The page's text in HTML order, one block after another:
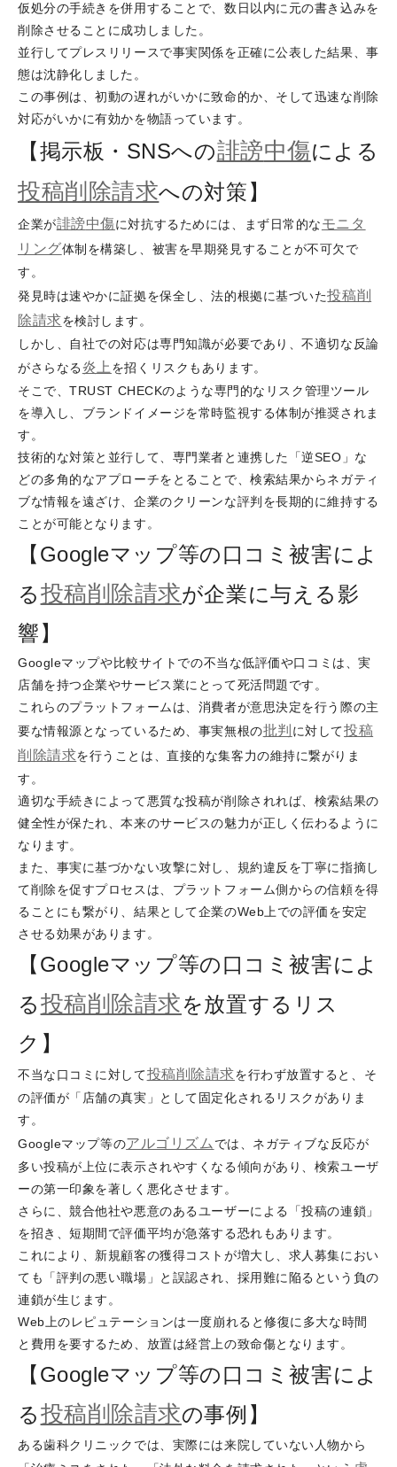
仮処分の手続きを併用することで、数日以内に元の書き込みを
削除させることに成功しました。
並行してプレスリリースで事実関係を正確に公表した結果、事
態は沈静化しました。
この事例は、初動の遅れがいかに致命的か、そして迅速な削除
対応がいかに有効かを物語っています。
【掲示板・SNSへの誹謗中傷による
投稿削除請求への対策】
企業が誹謗中傷に対抗するためには、まず日常的なモニタ
リング体制を構築し、被害を早期発見することが不可欠で
す。
発見時は速やかに証拠を保全し、法的根拠に基づいた投稿削
除請求を検討します。
しかし、自社での対応は専門知識が必要であり、不適切な反論
がさらなる 炎上 を招くリスクもあります。
そこで、TRUST CHECKのような専門的なリスク管理ツール
を導入し、ブランドイメージを常時監視する体制が推奨されま
す。
技術的な対策と並行して、専門業者と連携した「逆SEO」な
どの多角的なアプローチをとることで、検索結果からネガティ
ブな情報を遠ざけ、企業のクリーンな評判を長期的に維持する
ことが可能となります。
【Googleマップ等の口コミ被害によ
る投稿削除請求が企業に与える影
響】
Googleマップや比較サイトでの不当な低評価や口コミは、実
店舗を持つ企業やサービス業にとって死活問題です。
これらのプラットフォームは、消費者が意思決定を行う際の主
要な情報源となっているため、事実無根の批判 に対して投稿
削除請求を行うことは、直接的な集客力の維持に繋がりま
す。
適切な手続きによって悪質な投稿が削除されれば、検索結果の
健全性が保たれ、本来のサービスの魅力が正しく伝わるように
なります。
また、事実に基づかない攻撃に対し、規約違反を丁寧に指摘し
て削除を促すプロセスは、プラットフォーム側からの信頼を得
ることにも繋がり、結果として企業のWeb上での評価を安定
させる効果があります。
【Googleマップ等の口コミ被害によ
る投稿削除請求を放置するリス
ク】
不当な口コミに対して投稿削除請求を行わず放置すると、そ
の評価が「店舗の真実」として固定化されるリスクがありま
す。
Googleマップ等のアルゴリズム では、ネガティブな反応が
多い投稿が上位に表示されやすくなる傾向があり、検索ユーザ
ーの第一印象を著しく悪化させます。
さらに、競合他社や悪意のあるユーザーによる「投稿の連鎖」
を招き、短期間で評価平均が急落する恐れもあります。
これにより、新規顧客の獲得コストが増大し、求人募集におい
ても「評判の悪い職場」と誤認され、採用難に陥るという負の
連鎖が生じます。
Web上のレピュテーションは一度崩れると修復に多大な時間
と費用を要するため、放置は経営上の致命傷となります。
【Googleマップ等の口コミ被害によ
る投稿削除請求の事例】
ある歯科クリニックでは、実際には来院していない人物から